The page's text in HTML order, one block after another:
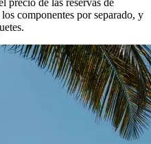
componentes por separado, y